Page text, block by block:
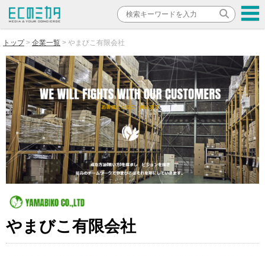
トップ 企業一覧 やまびこ有限会社
やまびこ有限会社